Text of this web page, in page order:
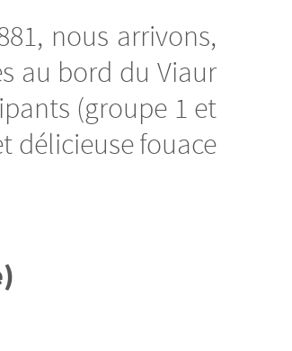
nous arrivons,
au bord du Viaur
(groupe 1 et
délicieuse fouace